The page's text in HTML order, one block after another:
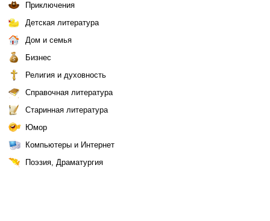
Приключения
Детская литература
Дом и семья
Бизнес
Религия и духовность
Справочная литература
Старинная литература
Юмор
Компьютеры и Интернет
Поэзия, Драматургия